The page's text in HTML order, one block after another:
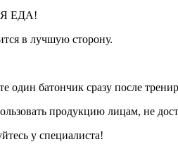
ЕДА!
в лучшую сторону.
один батончик сразу после
продукцию лицам, не
у специалиста!